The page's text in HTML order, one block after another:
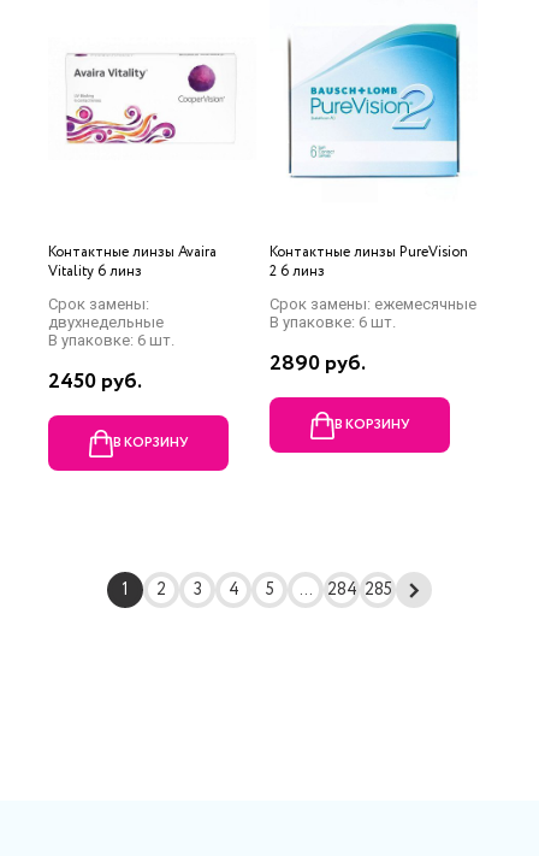
Контактные линзы Avaira
Vitality 6 линз
Срок замены:
двухнедельные
В упаковке: 6 шт.
2450 руб.
В КОРЗИНУ
Контактные линзы PureVision
2 6 линз
Срок замены: ежемесячные
В упаковке: 6 шт.
2890 руб.
В КОРЗИНУ
1 2 3 4 5 ... 284 285